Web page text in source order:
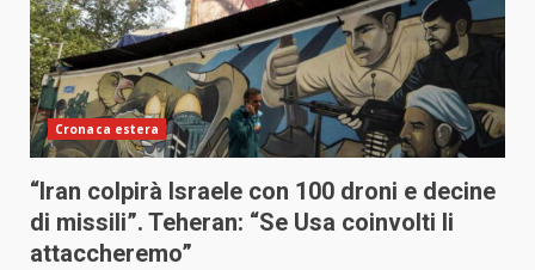
Cronaca estera
“Iran colpirà Israele con 100 droni e decine
di missili”. Teheran: “Se Usa coinvolti li
attaccheremo”